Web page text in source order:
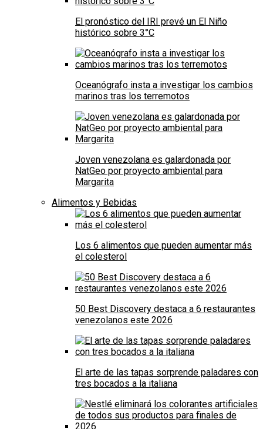
El pronóstico del IRI prevé un El Niño
histórico sobre 3°C
Oceanógrafo insta a investigar los cambios
marinos tras los terremotos
Joven venezolana es galardonada por
NatGeo por proyecto ambiental para
Margarita
Alimentos y Bebidas
Los 6 alimentos que pueden aumentar más
el colesterol
50 Best Discovery destaca a 6 restaurantes
venezolanos este 2026
El arte de las tapas sorprende paladares con
tres bocados a la italiana